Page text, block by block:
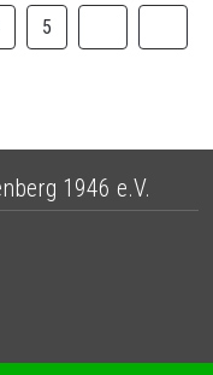
5
1946 e.V.